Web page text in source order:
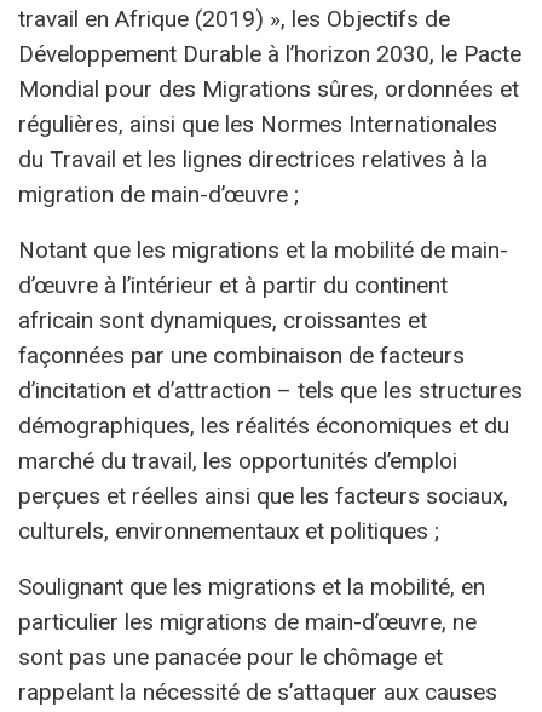
travail en Afrique (2019) », les Objectifs de
Développement Durable à l’horizon 2030, le Pacte
Mondial pour des Migrations sûres, ordonnées et
régulières, ainsi que les Normes Internationales
du Travail et les lignes directrices relatives à la
migration de main-d’œuvre ;
Notant que les migrations et la mobilité de main-
d’œuvre à l’intérieur et à partir du continent
africain sont dynamiques, croissantes et
façonnées par une combinaison de facteurs
d’incitation et d’attraction – tels que les structures
démographiques, les réalités économiques et du
marché du travail, les opportunités d’emploi
perçues et réelles ainsi que les facteurs sociaux,
culturels, environnementaux et politiques ;
Soulignant que les migrations et la mobilité, en
particulier les migrations de main-d’œuvre, ne
sont pas une panacée pour le chômage et
rappelant la nécessité de s’attaquer aux causes